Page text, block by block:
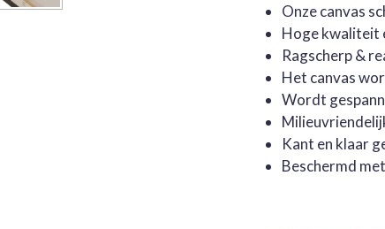
Onze canvas
Hoge kwaliteit
Ragscherp &
Het canvas
Wordt
Kant en klaar
Beschermd